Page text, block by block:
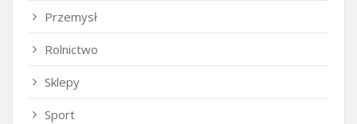
Przemysł
Rolnictwo
Sklepy
Sport